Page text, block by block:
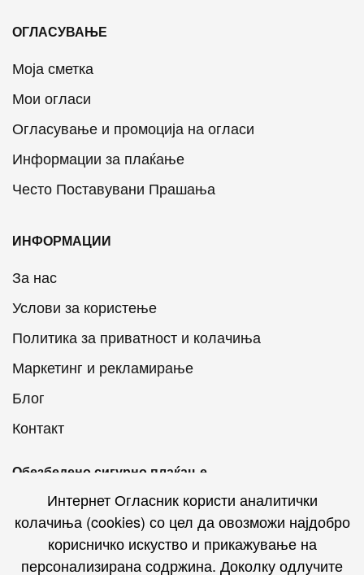
ОГЛАСУВАЊЕ
Моја сметка
Мои огласи
Огласување и промоција на огласи
Информации за плаќање
Често Поставувани Прашања
ИНФОРМАЦИИ
За нас
Услови за користење
Политика за приватност и колачиња
Маркетинг и рекламирање
Блог
Контакт
Обезбедено сигурно плаќање
Интернет Огласник на социјалните мрежи
Интернет Огласник користи аналитички
колачиња (cookies) со цел да овозможи најдобро
корисничко искуство и прикажување на
персонализирана содржина. Доколку одлучите